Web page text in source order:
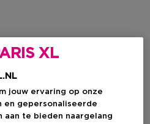
XL
jouw ervaring op onze
gepersonaliseerde
te bieden naargelang